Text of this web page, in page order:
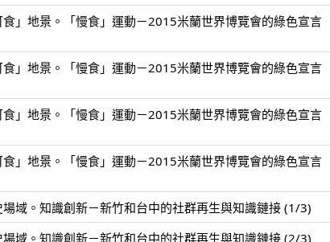
」地景。「慢食」運動－2015米蘭世界博覽會的綠色宣言
」地景。「慢食」運動－2015米蘭世界博覽會的綠色宣言
」地景。「慢食」運動－2015米蘭世界博覽會的綠色宣言
」地景。「慢食」運動－2015米蘭世界博覽會的綠色宣言
域。知識創新－新竹和台中的社群再生與知識鏈接 (1/3)
域。知識創新－新竹和台中的社群再生與知識鏈接 (2/3)